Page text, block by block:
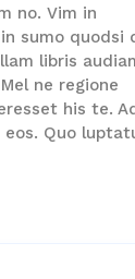
no. Vim in
sumo quodsi
libris
ne regione
his te.
Quo